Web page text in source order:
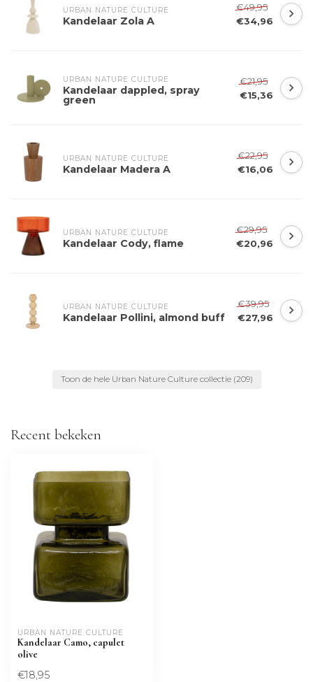
URBAN NATURE CULTURE
Kandelaar Zola A
€49,95
€34,96
URBAN NATURE CULTURE
Kandelaar dappled, spray
green
€21,95
€15,36
URBAN NATURE CULTURE
Kandelaar Madera A
€22,95
€16,06
URBAN NATURE CULTURE
Kandelaar Cody, flame
€29,95
€20,96
URBAN NATURE CULTURE
Kandelaar Pollini, almond buff
€39,95
€27,96
Toon de hele Urban Nature Culture collectie (209)
Recent bekeken
URBAN NATURE CULTURE
Kandelaar Camo, capulet
olive
€18,95